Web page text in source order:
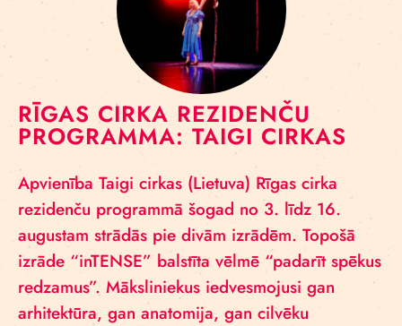
RĪGAS CIRKA REZIDENČU
PROGRAMMA: TAIGI CIRKAS
Apvienība Taigi cirkas (Lietuva) Rīgas cirka
rezidenču programmā šogad no 3. līdz 16.
augustam strādās pie divām izrādēm. Topošā
izrāde “inTENSE” balstīta vēlmē “padarīt spēkus
redzamus”. Māksliniekus iedvesmojusi gan
arhitektūra, gan anatomija, gan cilvēku